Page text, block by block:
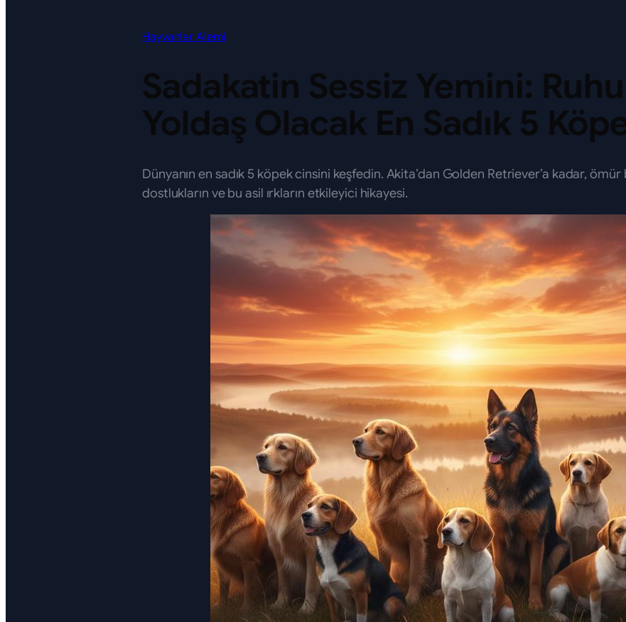
Hayvanlar Alemi
Sadakatin Sessiz Yemini:
Yoldaş Olacak En Sadık 5
Dünyanın en sadık 5 köpek cinsini keşfedin. Akita’dan Golden Retriever’a kadar,
dostlukların ve bu asil ırkların etkileyici hikayesi.